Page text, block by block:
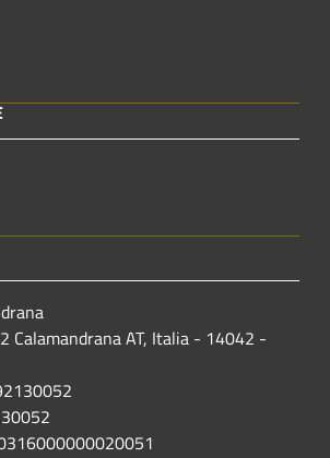
Calamandrana AT, Italia - 14042 -